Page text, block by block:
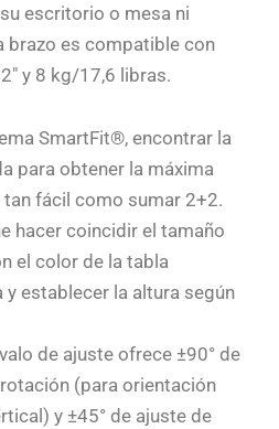
escritorio o mesa ni
brazo es compatible con
y 8 kg/17,6 libras.
SmartFit®, encontrar la
para obtener la máxima
fácil como sumar 2+2.
hacer coincidir el tamaño
el color de la tabla
establecer la altura según
de ajuste ofrece ±90° de
(para orientación
y ±45° de ajuste de